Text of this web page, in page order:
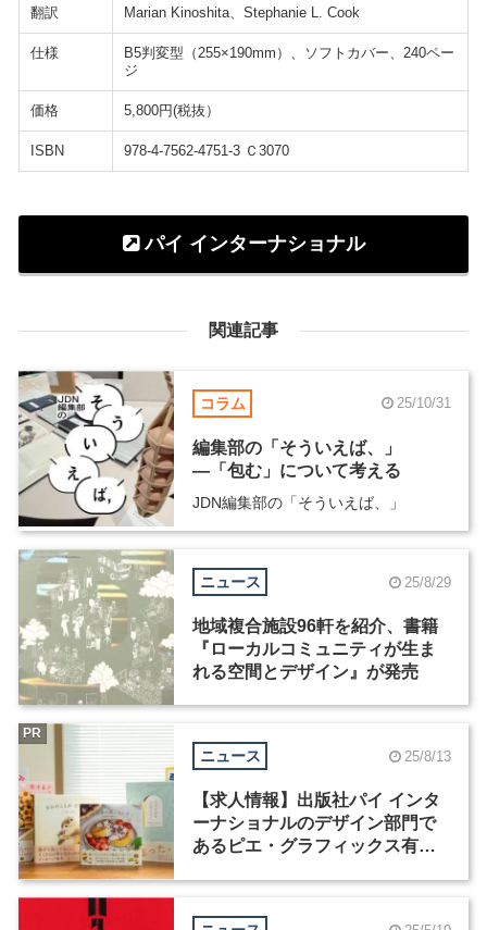
翻訳 Marian Kinoshita、Stephanie L. Cook
仕様
B5判変型（255×190mm）、ソフトカバー、240ペー
ジ
価格 5,800円(税抜）
ISBN 978-4-7562-4751-3 Ｃ3070
パイ インターナショナル
関連記事
コラム 25/10/31
編集部の「そういえば、」
―「包む」について考える
JDN編集部の「そういえば、」
ニュース 25/8/29
地域複合施設96軒を紹介、書籍
『ローカルコミュニティが生ま
れる空間とデザイン』が発売
ニュース 25/8/13
【求人情報】出版社パイ インタ
ーナショナルのデザイン部門で
あるピエ・グラフィックス有限
PR